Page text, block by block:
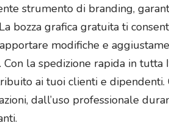
strumento di branding,
bozza grafica gratuita ti
modifiche e
Con la spedizione rapida in
ai tuoi clienti e
dall’uso professionale